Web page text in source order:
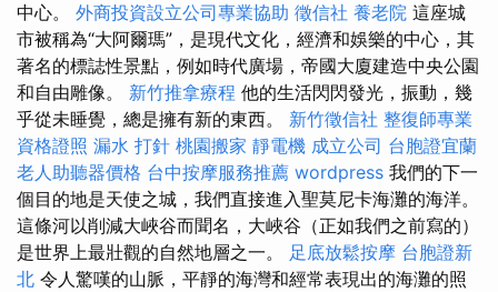
中心。 外商投資設立公司專業協助 徵信社 養老院 這座城
市被稱為“大阿爾瑪”，是現代文化，經濟和娛樂的中心，其
著名的標誌性景點，例如時代廣場，帝國大廈建造中央公園
和自由雕像。 新竹推拿療程 他的生活閃閃發光，振動，幾
乎從未睡覺，總是擁有新的東西。 新竹徵信社 整復師專業
資格證照 漏水 打針 桃園搬家 靜電機 成立公司 台胞證宜蘭
老人助聽器價格 台中按摩服務推薦 wordpress 我們的下一
個目的地是天使之城，我們直接進入聖莫尼卡海灘的海洋。
這條河以削減大峽谷而聞名，大峽谷（正如我們之前寫的）
是世界上最壯觀的自然地層之一。 足底放鬆按摩 台胞證新
北 令人驚嘆的山脈，平靜的海灣和經常表現出的海灘的照